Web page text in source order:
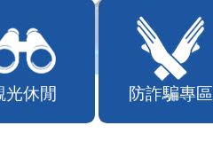
光休閒 防詐騙專區